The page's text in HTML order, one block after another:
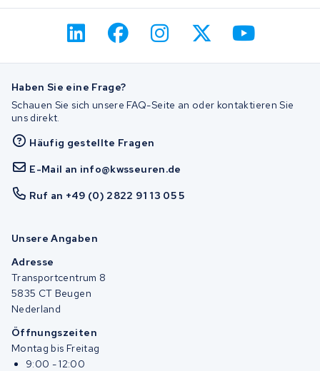
Haben Sie eine Frage?
Schauen Sie sich unsere FAQ-Seite an oder kontaktieren Sie
uns direkt.
Häufig gestellte Fragen
E-Mail an info@kwsseuren.de
Ruf an +49 (0) 2822 91 13 05 5
Unsere Angaben
Adresse
Transportcentrum 8
5835 CT Beugen
Nederland
Öffnungszeiten
Montag bis Freitag
9:00 - 12:00